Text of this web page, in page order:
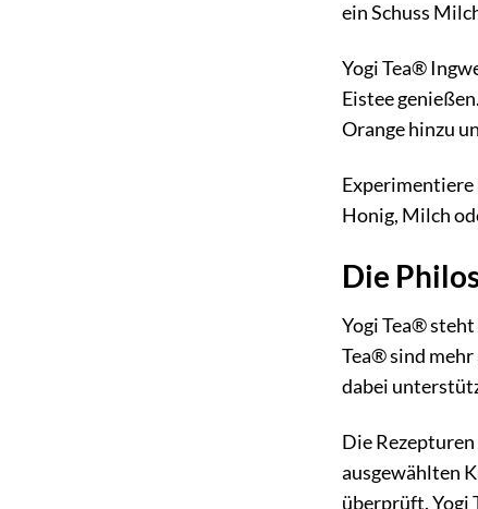
ein Schuss
Yogi Tea®
Eistee
Orange hinzu
Experimentiere
Honig, Milch
Die
Yogi Tea®
Tea® sind mehr
dabei
Die
ausgewählten
überprüft. Yogi